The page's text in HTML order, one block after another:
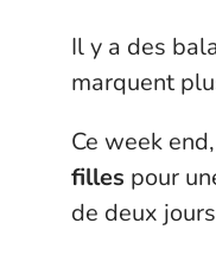
Il y a des
marquent
Ce week
filles pour
de deux